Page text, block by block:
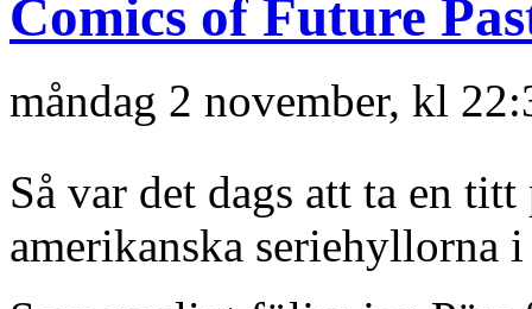
Comics of Future
måndag 2 november, kl
Så var det dags att ta en
amerikanska seriehyllorna